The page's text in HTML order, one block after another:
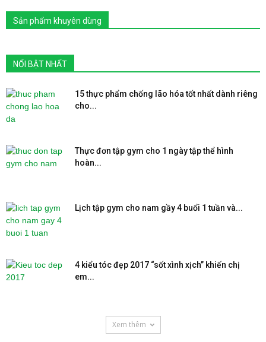
Sản phẩm khuyên dùng
NỔI BẬT NHẤT
15 thực phẩm chống lão hóa tốt nhất dành riêng
cho...
Thực đơn tập gym cho 1 ngày tập thể hình
hoàn...
Lịch tập gym cho nam gầy 4 buổi 1 tuần và...
4 kiểu tóc đẹp 2017 “sốt xình xịch” khiến chị
em...
Xem thêm